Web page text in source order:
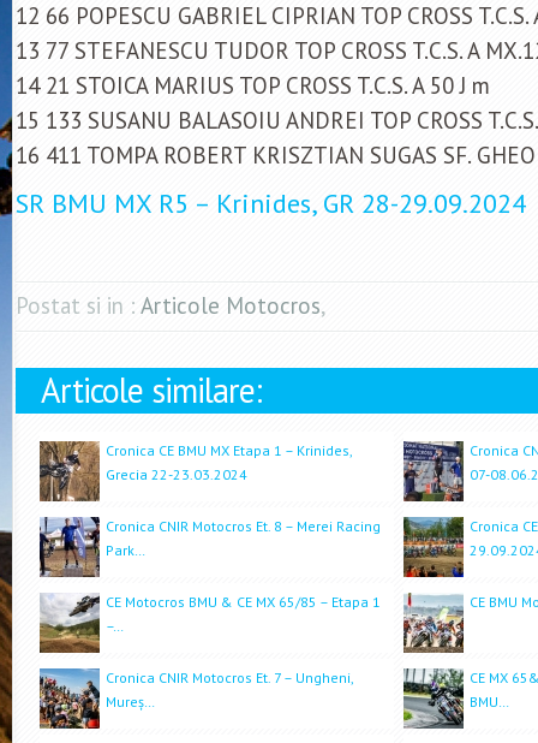
12 66 POPESCU GABRIEL CIPRIAN TOP CROSS T.C.S.
13 77 STEFANESCU TUDOR TOP CROSS T.C.S. A
14 21 STOICA MARIUS TOP CROSS T.C.S. A 50 J m
15 133 SUSANU BALASOIU ANDREI TOP CROSS
16 411 TOMPA ROBERT KRISZTIAN SUGAS SF.
SR BMU MX R5 – Krinides, GR 28-29.09.2024
Postat si in : Articole Motocros,
Articole similare:
Cronica CE BMU MX Etapa 1 – Krinides,
Grecia 22-23.03.2024
Cronica
07-
Cronica CNIR Motocros Et. 8 – Merei Racing
Park…
Cronica
CE Motocros BMU & CE MX 65/85 – Etapa 1
–…
CE BMU
Cronica CNIR Motocros Et. 7 – Ungheni,
Mureș…
CE MX
BMU…